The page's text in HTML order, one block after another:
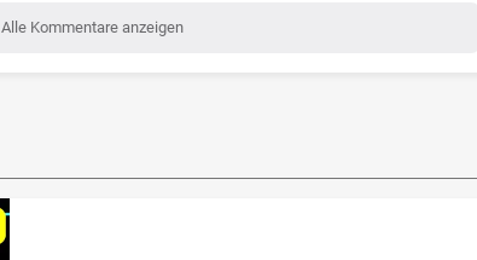
Alle Kommentare anzeigen